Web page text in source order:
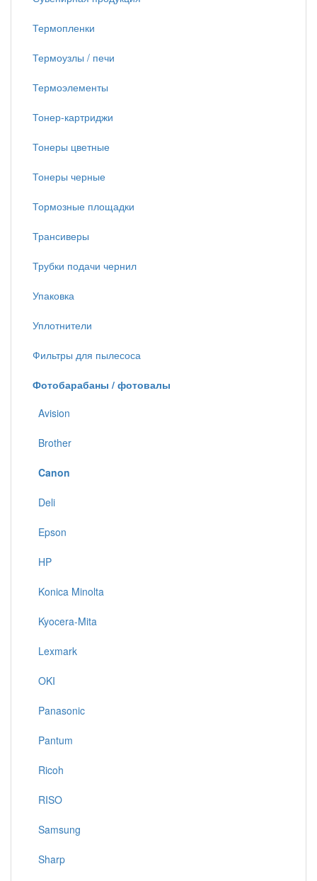
Термопленки
Термоузлы / печи
Термоэлементы
Тонер-картриджи
Тонеры цветные
Тонеры черные
Тормозные площадки
Трансиверы
Трубки подачи чернил
Упаковка
Уплотнители
Фильтры для пылесоса
Фотобарабаны / фотовалы
Avision
Brother
Canon
Deli
Epson
HP
Konica Minolta
Kyocera-Mita
Lexmark
OKI
Panasonic
Pantum
Ricoh
RISO
Samsung
Sharp